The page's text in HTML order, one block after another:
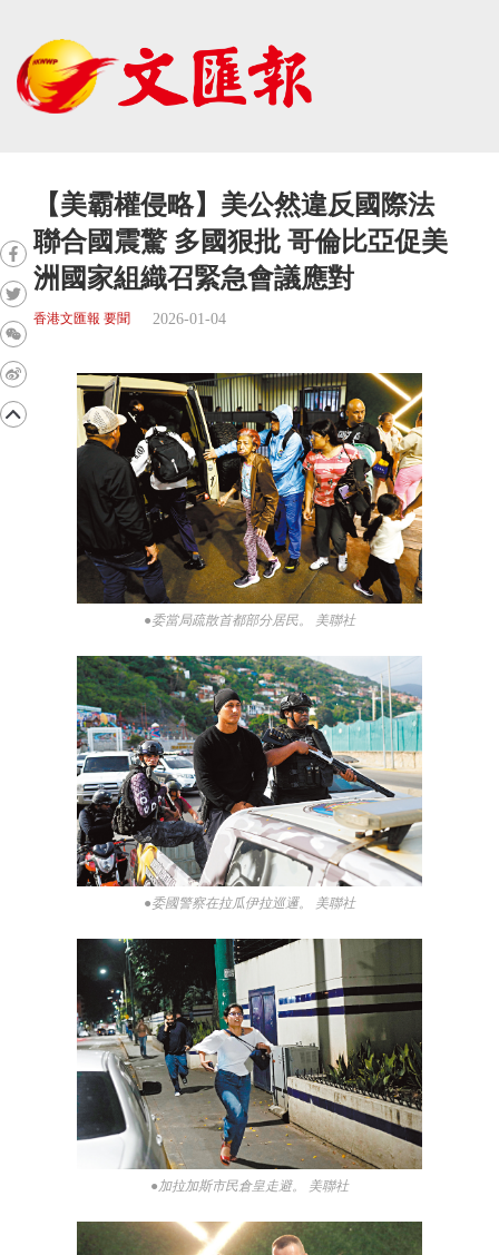
【美霸權侵略】美公然違反國際法
聯合國震驚 多國狠批 哥倫比亞促美
洲國家組織召緊急會議應對
香港文匯報 要聞 2026-01-04
●委當局疏散首都部分居民。 美聯社
●委國警察在拉瓜伊拉巡邏。 美聯社
●加拉加斯市民倉皇走避。 美聯社